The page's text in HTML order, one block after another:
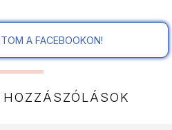
A FACEBOOKON!